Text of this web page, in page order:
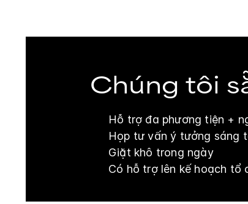
Chúng tôi
Hỗ trợ đa phương tiện +
Họp tư vấn ý tưởng sáng
Giặt khô trong ngày
Có hỗ trợ lên kế hoạch tổ